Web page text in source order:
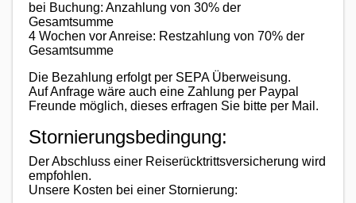
bei Buchung: Anzahlung von 30% der
Gesamtsumme
4 Wochen vor Anreise: Restzahlung von 70% der
Gesamtsumme
Die Bezahlung erfolgt per SEPA Überweisung.
Auf Anfrage wäre auch eine Zahlung per Paypal
Freunde möglich, dieses erfragen Sie bitte per Mail.
Stornierungsbedingung:
Der Abschluss einer Reiserücktrittsversicherung wird
empfohlen.
Unsere Kosten bei einer Stornierung: